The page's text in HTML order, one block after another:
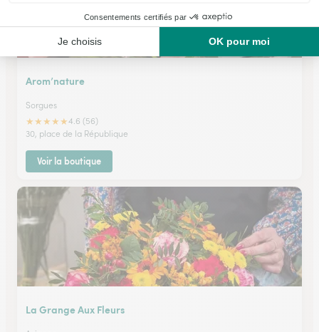
Arom’nature
Sorgues
★★★★★4.6 (56)
30, place de la République
Voir la boutique
La Grange Aux Fleurs